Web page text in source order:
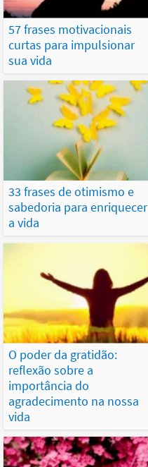
57 frases motivacionais
curtas para impulsionar
sua vida
33 frases de otimismo e
sabedoria para enriquecer
a vida
O poder da gratidão:
reflexão sobre a
importância do
agradecimento na nossa
vida